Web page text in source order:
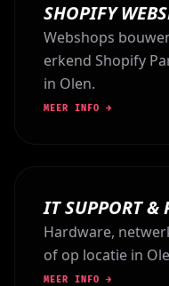
SHOPIFY
Webshops
erkend Shopify
in Olen.
MEER INFO →
IT SUPPORT &
Hardware,
of op locatie in
MEER INFO →